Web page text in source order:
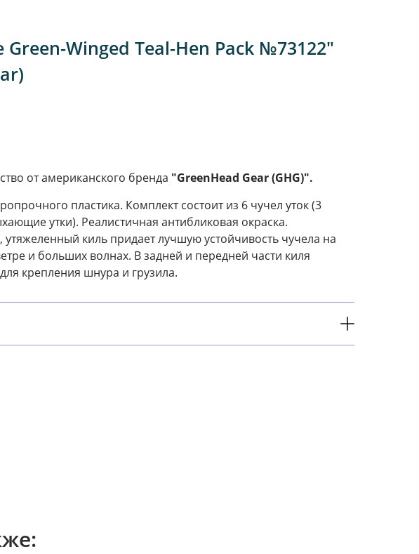
Winged Teal-Hen Pack №73122"
от американского бренда "GreenHead Gear (GHG)".
пластика. Комплект состоит из 6 чучел уток (3
утки). Реалистичная антибликовая окраска.
киль придает лучшую устойчивость чучела на
и больших волнах. В задней и передней части киля
крепления шнура и грузила.